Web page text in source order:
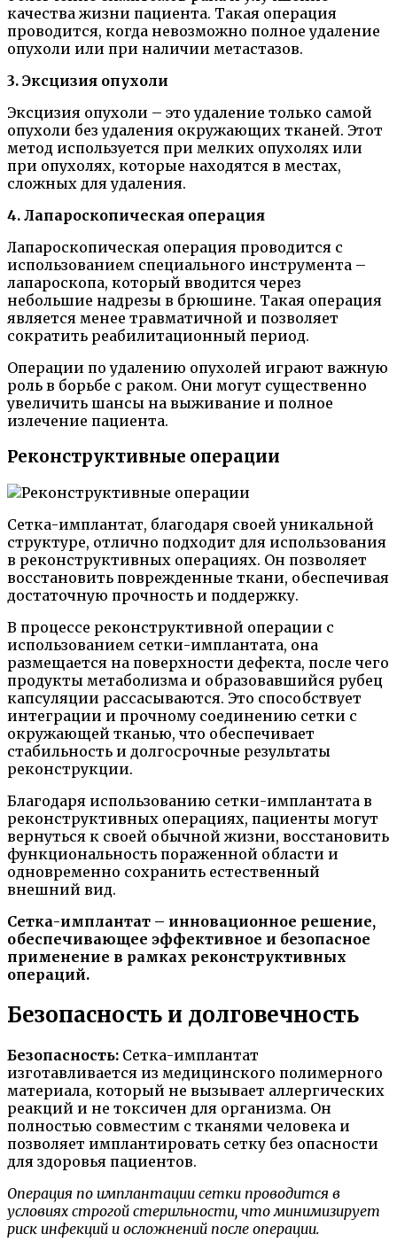
качества жизни пациента. Такая операция
проводится, когда невозможно полное удаление
опухоли или при наличии метастазов.
3. Эксцизия опухоли
Эксцизия опухоли – это удаление только самой
опухоли без удаления окружающих тканей. Этот
метод используется при мелких опухолях или
при опухолях, которые находятся в местах,
сложных для удаления.
4. Лапароскопическая операция
Лапароскопическая операция проводится с
использованием специального инструмента –
лапароскопа, который вводится через
небольшие надрезы в брюшине. Такая операция
является менее травматичной и позволяет
сократить реабилитационный период.
Операции по удалению опухолей играют важную
роль в борьбе с раком. Они могут существенно
увеличить шансы на выживание и полное
излечение пациента.
Реконструктивные операции
Сетка-имплантат, благодаря своей уникальной
структуре, отлично подходит для использования
в реконструктивных операциях. Он позволяет
восстановить поврежденные ткани, обеспечивая
достаточную прочность и поддержку.
В процессе реконструктивной операции с
использованием сетки-имплантата, она
размещается на поверхности дефекта, после чего
продукты метаболизма и образовавшийся рубец
капсуляции рассасываются. Это способствует
интеграции и прочному соединению сетки с
окружающей тканью, что обеспечивает
стабильность и долгосрочные результаты
реконструкции.
Благодаря использованию сетки-имплантата в
реконструктивных операциях, пациенты могут
вернуться к своей обычной жизни, восстановить
функциональность пораженной области и
одновременно сохранить естественный
внешний вид.
Сетка-имплантат – инновационное решение,
обеспечивающее эффективное и безопасное
применение в рамках реконструктивных
операций.
Безопасность и долговечность
Безопасность: Сетка-имплантат
изготавливается из медицинского полимерного
материала, который не вызывает аллергических
реакций и не токсичен для организма. Он
полностью совместим с тканями человека и
позволяет имплантировать сетку без опасности
для здоровья пациентов.
Операция по имплантации сетки проводится в
условиях строгой стерильности, что минимизирует
риск инфекций и осложнений после операции.